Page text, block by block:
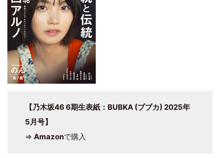
【乃木坂46 6期生表紙：BUBKA (ブブカ) 2025年
5月号】
⇒ Amazonで購入